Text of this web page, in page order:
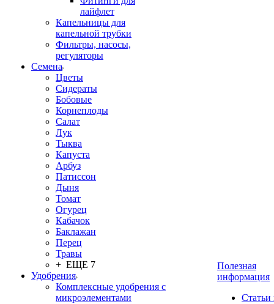
лайфлет
Капельницы для
капельной трубки
Фильтры, насосы,
регуляторы
Семена
Цветы
Сидераты
Бобовые
Корнеплоды
Салат
Лук
Тыква
Капуста
Арбуз
Патиссон
Дыня
Томат
Огурец
Кабачок
Баклажан
Перец
Травы
+ ЕЩЕ 7
Удобрения
Комплексные удобрения с
микроэлементами
Полезная
информация
Статьи